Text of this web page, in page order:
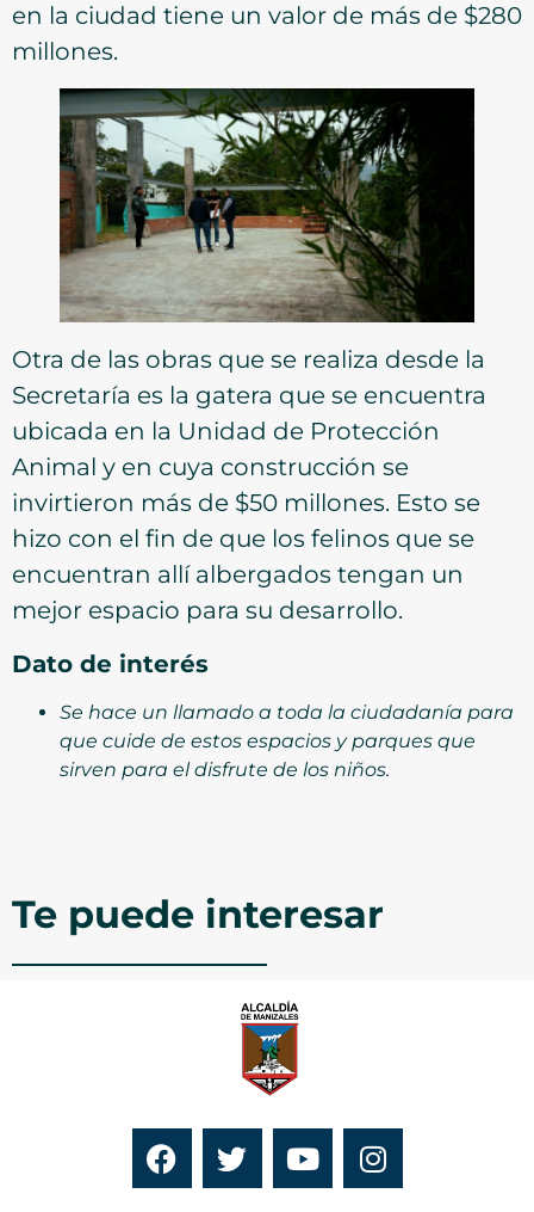
en la ciudad tiene un valor de más de $280
millones.
Otra de las obras que se realiza desde la
Secretaría es la gatera que se encuentra
ubicada en la Unidad de Protección
Animal y en cuya construcción se
invirtieron más de $50 millones. Esto se
hizo con el fin de que los felinos que se
encuentran allí albergados tengan un
mejor espacio para su desarrollo.
Dato de interés
Se hace un llamado a toda la ciudadanía para
que cuide de estos espacios y parques que
sirven para el disfrute de los niños.
Te puede interesar